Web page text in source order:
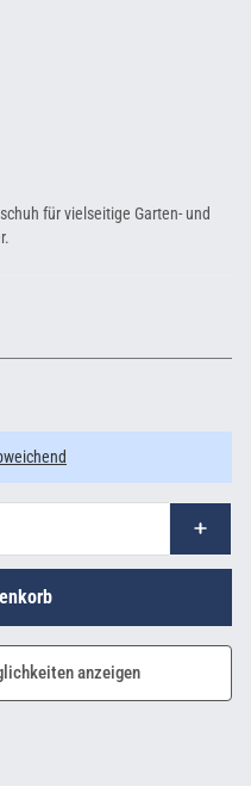
für vielseitige Garten- und
anzeigen